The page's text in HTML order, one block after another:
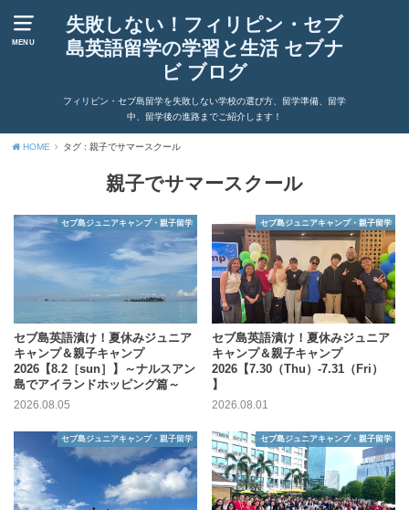
MENU
失敗しない！フィリピン・セブ
島英語留学の学習と生活 セブナ
ビ ブログ
フィリピン・セブ島留学を失敗しない学校の選び方、留学準備、留学
中、留学後の進路までご紹介します！
HOME タグ : 親子でサマースクール
親子でサマースクール
セブ島ジュニアキャンプ・親子留学
セブ島英語漬け！夏休みジュニア
キャンプ＆親子キャンプ
2026【8.2［sun］】～ナルスアン
島でアイランドホッピング篇～
2026.08.05
セブ島ジュニアキャンプ・親子留学
セブ島英語漬け！夏休みジュニア
キャンプ＆親子キャンプ
2026【7.30（Thu）-7.31（Fri）
】
2026.08.01
セブ島ジュニアキャンプ・親子留学 セブ島ジュニアキャンプ・親子留学